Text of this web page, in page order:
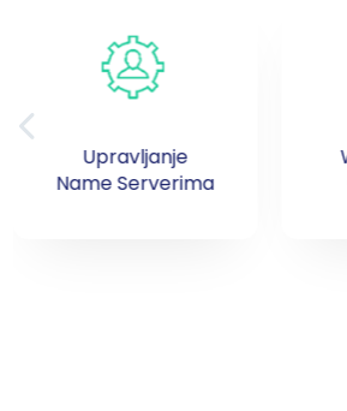
Upravljanje
Name Serverima